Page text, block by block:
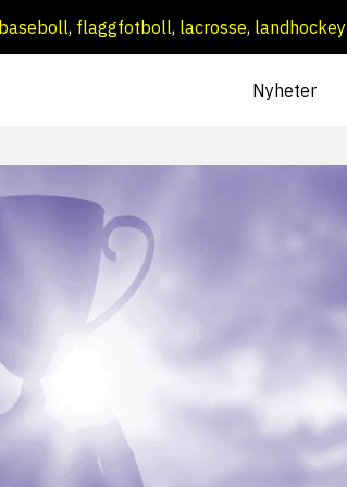
baseboll, flaggfotboll, lacrosse, landhockey
Nyheter